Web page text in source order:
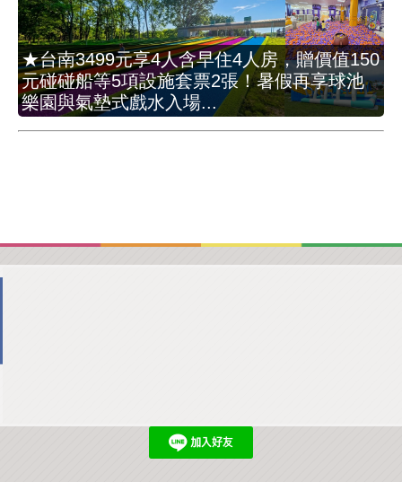
★台南3499元享4人含早住4人房，贈價值150
元碰碰船等5項設施套票2張！暑假再享球池
樂園與氣墊式戲水入場...